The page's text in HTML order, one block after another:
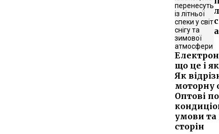
що це і
Як
моторну
Оптові
умови та
сторін